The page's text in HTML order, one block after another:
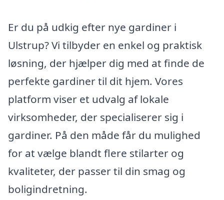
Er du på udkig efter nye gardiner i
Ulstrup? Vi tilbyder en enkel og praktisk
løsning, der hjælper dig med at finde de
perfekte gardiner til dit hjem. Vores
platform viser et udvalg af lokale
virksomheder, der specialiserer sig i
gardiner. På den måde får du mulighed
for at vælge blandt flere stilarter og
kvaliteter, der passer til din smag og
boligindretning.